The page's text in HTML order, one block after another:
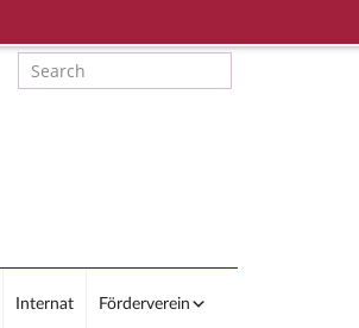
Internat Förderverein